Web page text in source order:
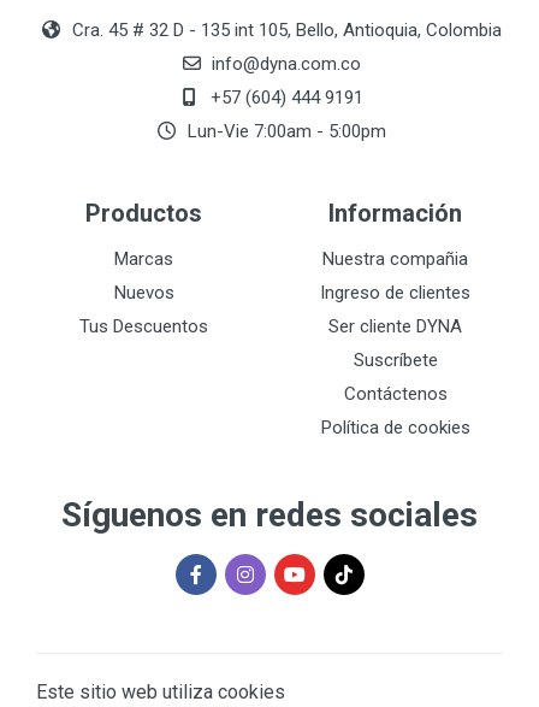
Cra. 45 # 32 D - 135 int 105, Bello, Antioquia, Colombia
info@dyna.com.co
+57 (604) 444 9191
Lun-Vie 7:00am - 5:00pm
Productos
Marcas
Nuevos
Tus Descuentos
Información
Nuestra compañia
Ingreso de clientes
Ser cliente DYNA
Suscríbete
Contáctenos
Política de cookies
Síguenos en redes sociales
Este sitio web utiliza cookies